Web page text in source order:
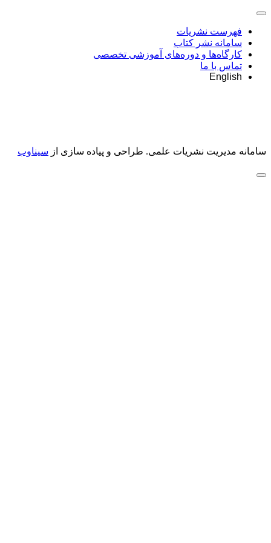
فهرست نشریات
سامانه نشر کتاب
کارگاه‌ها و دوره‌های آموزشی تخصصی
تماس با ما
English
سامانه مدیریت نشریات علمی. طراحی و پیاده سازی از سیناوب